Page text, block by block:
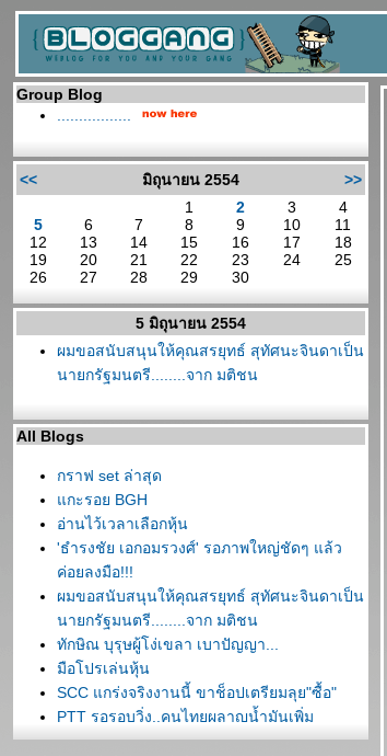
Group Blog
<< มิถุนายน 2554
>>
1
2 3
4
5
6 7 8 9 10
11
12
13 14 15 16 17
18
19
20 21 22 23 24
25
26
27 28 29 30
5 มิถุนายน 2554
ผมขอสนับสนุนให้คุณสรยุทธ์ สุทัศนะจินดาเป็น
นายกรัฐมนตรี........จาก มติชน
All Blogs
กราฟ set ล่าสุด
กะรอย BGH
อ่านไว้เวลาเลือกหุ้น
'ธำรงชัย เอกอมรวงศ์' รอภาพใหญ่ชัดๆ แล้ว
ค่อยลงมือ!!!
ผมขอสนับสนุนให้คุณสรยุทธ์ สุทัศนะจินดาเป็น
นายกรัฐมนตรี........จาก มติชน
ทักษิณ บุรุษผู้โง่เขลา เบาปัญญา...
มือโปรเล่นหุ้น
SCC แกร่งจริงงานนี้ ขาช็อปเตรียมลุย"ซื้อ"
PTT รอรอบวิ่ง..คนไทยผลาญน้ำมันเพิ่ม
ทำไมหุ้นจึงปรับลดลงทั่วโลก